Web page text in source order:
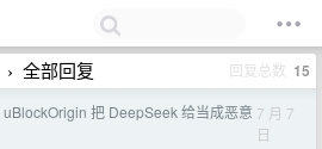
› 全部回复 回复总数 15
uBlockOrigin 把 DeepSeek 给当成恶意 7 月 7
日